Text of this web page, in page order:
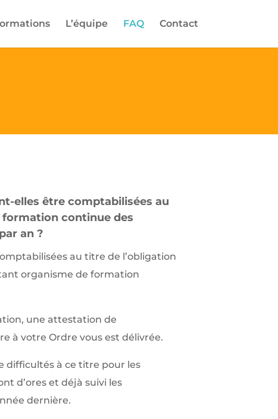
L’équipe FAQ Contact
elles être comptabilisées au
continue des
an ?
au titre de l’obligation
organisme de formation
une attestation de
à votre Ordre vous est délivrée.
difficultés à ce titre pour les
d’ores et déjà suivi les
dernière.